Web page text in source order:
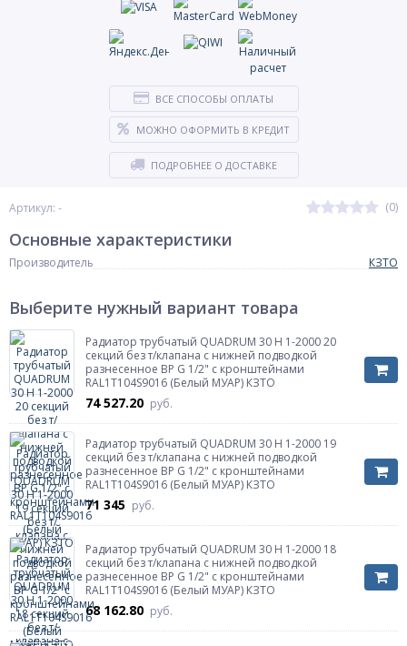
Артикул: - (0)
ВСЕ СПОСОБЫ ОПЛАТЫ
МОЖНО ОФОРМИТЬ В КРЕДИТ
ПОДРОБНЕЕ О ДОСТАВКЕ
Основные характеристики
Производитель КЗТО
Выберите нужный вариант товара
Радиатор трубчатый QUADRUM 30 H 1-2000 20
секций без т/клапана с нижней подводкой
разнесенное ВР G 1/2" с кронштейнами
RAL1T104S9016 (Белый МУАР) КЗТО
74 527.20 руб.
Радиатор трубчатый QUADRUM 30 H 1-2000 19
секций без т/клапана с нижней подводкой
разнесенное ВР G 1/2" с кронштейнами
RAL1T104S9016 (Белый МУАР) КЗТО
71 345 руб.
Радиатор трубчатый QUADRUM 30 H 1-2000 18
секций без т/клапана с нижней подводкой
разнесенное ВР G 1/2" с кронштейнами
RAL1T104S9016 (Белый МУАР) КЗТО
68 162.80 руб.